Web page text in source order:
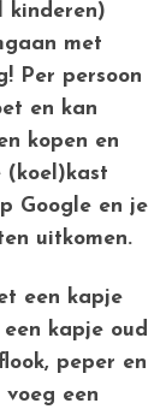
kinderen)
met
Per persoon
en kan
kopen en
(koel)kast
Google en je
uitkomen.
een kapje
kapje oud
peper en
voeg een